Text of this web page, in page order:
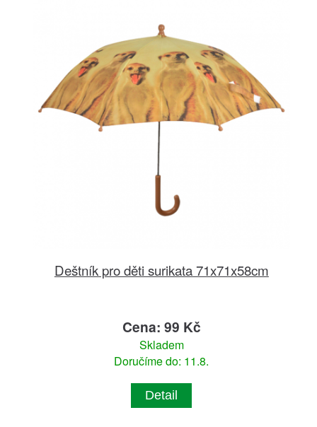
Deštník pro děti surikata 71x71x58cm
Cena: 99 Kč
Skladem
Doručíme do: 11.8.
Detail